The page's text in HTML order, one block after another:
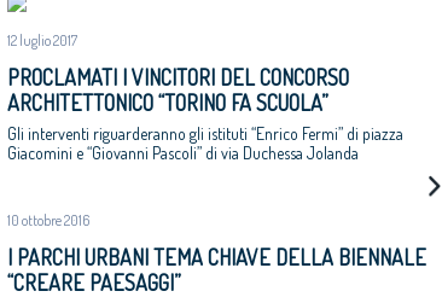
12 luglio 2017
PROCLAMATI I VINCITORI DEL CONCORSO
ARCHITETTONICO “TORINO FA SCUOLA”
Gli interventi riguarderanno gli istituti “Enrico Fermi” di piazza
Giacomini e “Giovanni Pascoli” di via Duchessa Jolanda
10 ottobre 2016
I PARCHI URBANI TEMA CHIAVE DELLA BIENNALE
“CREARE PAESAGGI”